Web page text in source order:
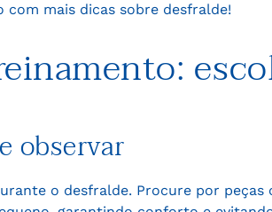
com mais dicas sobre desfralde!
observar
o desfralde. Procure por peças